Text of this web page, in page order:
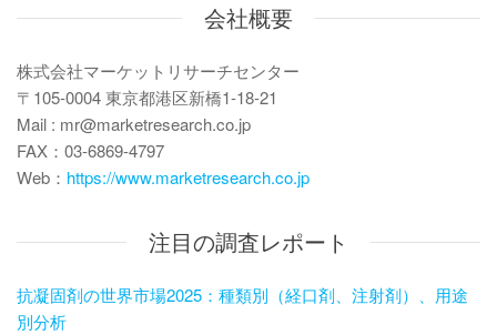
ン 会社概要
株式会社マーケットリサーチセンター
〒105-0004 東京都港区新橋1-18-21
Mail : mr@marketresearch.co.jp
FAX：03-6869-4797
Web： https://www.marketresearch.co.jp
注目の調査レポート
抗凝固剤の世界市場2025：種類別（経口剤、注射剤）、用途
別分析